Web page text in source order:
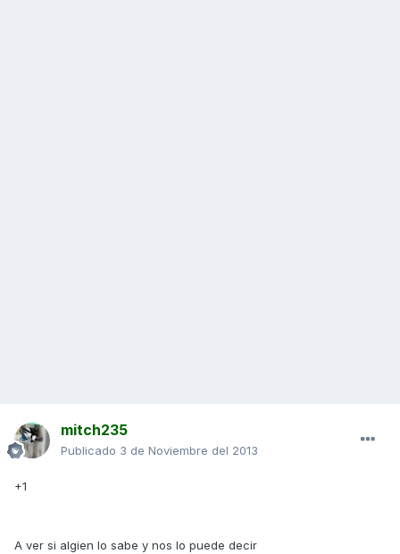
mitch235
Publicado 3 de Noviembre del 2013
+1
A ver si algien lo sabe y nos lo puede decir